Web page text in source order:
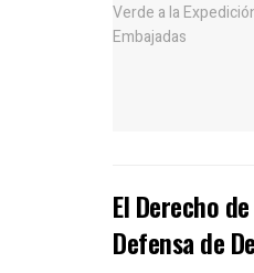
El Derecho
Defensa de